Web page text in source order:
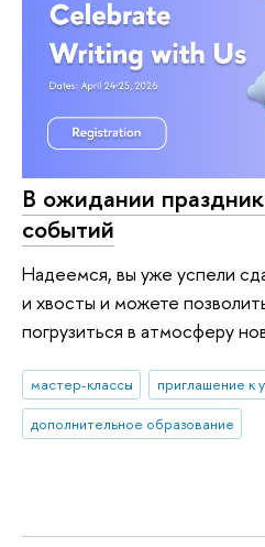
В ожидании
событий
Надеемся, вы уже успели
и хвосты и можете
погрузиться в атмосферу
мастер-классы
приглашение к
дополнительное образование